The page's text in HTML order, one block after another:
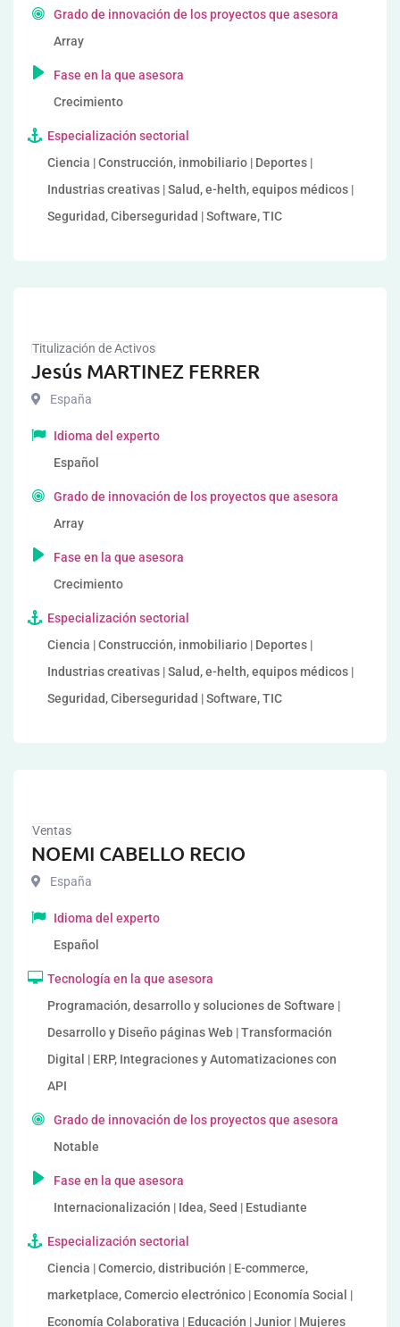
Grado de innovación de los proyectos que asesora
Array
Fase en la que asesora
Crecimiento
Especialización sectorial
Ciencia | Construcción, inmobiliario | Deportes |
Industrias creativas | Salud, e-helth, equipos médicos |
Seguridad, Ciberseguridad | Software, TIC
Titulización de Activos
Jesús MARTINEZ FERRER
España
Idioma del experto
Español
Grado de innovación de los proyectos que asesora
Array
Fase en la que asesora
Crecimiento
Especialización sectorial
Ciencia | Construcción, inmobiliario | Deportes |
Industrias creativas | Salud, e-helth, equipos médicos |
Seguridad, Ciberseguridad | Software, TIC
Ventas
NOEMI CABELLO RECIO
España
Idioma del experto
Español
Tecnología en la que asesora
Programación, desarrollo y soluciones de Software |
Desarrollo y Diseño páginas Web | Transformación
Digital | ERP, Integraciones y Automatizaciones con
API
Grado de innovación de los proyectos que asesora
Notable
Fase en la que asesora
Internacionalización | Idea, Seed | Estudiante
Especialización sectorial
Ciencia | Comercio, distribución | E-commerce,
marketplace, Comercio electrónico | Economía Social |
Economía Colaborativa | Educación | Junior | Mujeres